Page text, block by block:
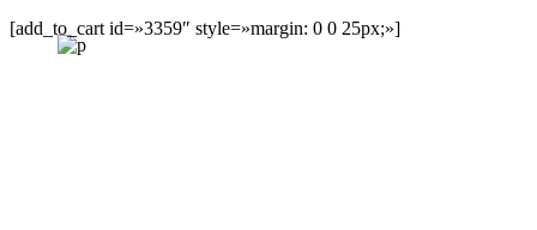
[add_to_cart id=»3359″ style=»margin: 0 0 25px;»]